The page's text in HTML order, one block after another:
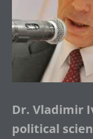
Dr. Vladimir
political